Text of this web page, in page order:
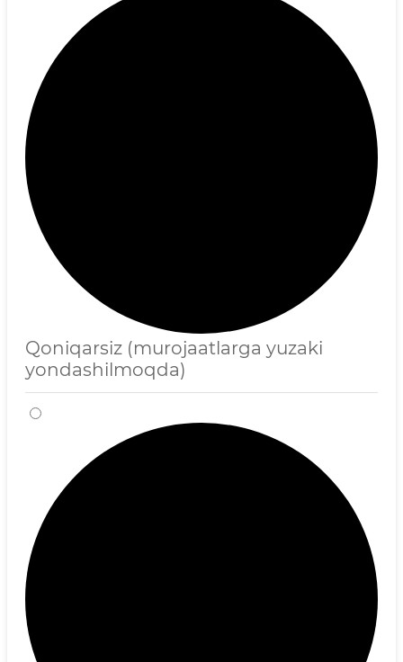
Qoniqarsiz (murojaatlarga yuzaki
yondashilmoqda)